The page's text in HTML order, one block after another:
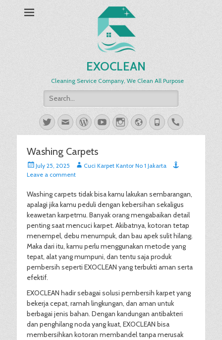
EXOCLEAN
Cleaning Service Company, We Clean All Purpose
Search
for:
TwitterEmailWordPress
YouTubeInstagram
Website
PhoneHandset
Washing Carpets
Posted
on
July 25, 2025 AuthorCuci Karpet Kantor No 1 Jakarta
Leave a comment
Washing carpets tidak bisa kamu lakukan sembarangan,
apalagi jika kamu peduli dengan kebersihan sekaligus
keawetan karpetmu. Banyak orang mengabaikan detail
penting saat mencuci karpet. Akibatnya, kotoran tetap
menempel, debu menumpuk, dan bau apek sulit hilang.
Maka dari itu, kamu perlu menggunakan metode yang
tepat, alat yang mumpuni, dan tentu saja produk
pembersih seperti EXOCLEAN yang terbukti aman serta
efektif.
EXOCLEAN hadir sebagai solusi pembersih karpet yang
bekerja cepat, ramah lingkungan, dan aman untuk
berbagai jenis bahan. Dengan kandungan antibakteri
dan penghilang noda yang kuat, EXOCLEAN bisa
membersihkan kotoran membandel tanpa merusak